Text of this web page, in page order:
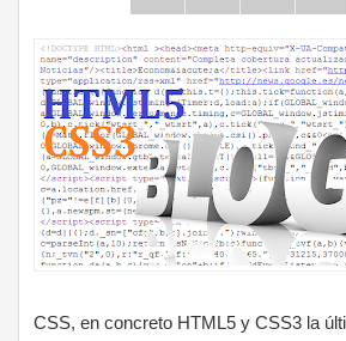
CSS, en concreto HTML5 y CSS3 la